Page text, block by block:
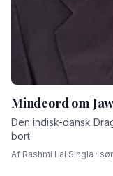
Mindeord om
Den indisk-dansk
bort.
Af Rashmi Lal Singla ·